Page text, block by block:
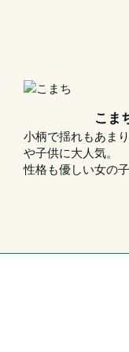
こま
小柄で揺れもあま
や子供に大人気。
性格も優しい女の子